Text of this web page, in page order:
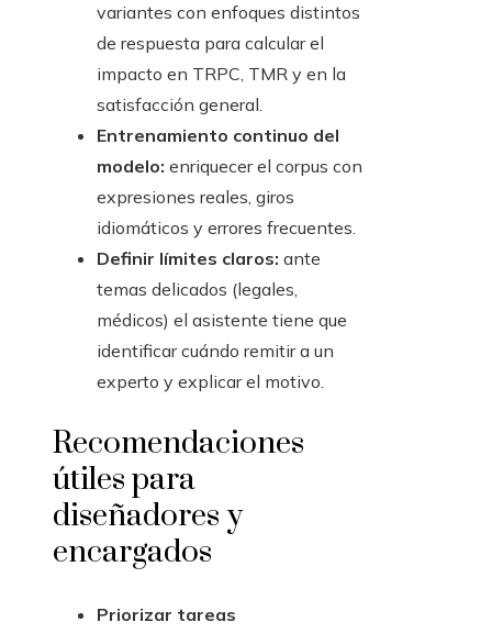
variantes con enfoques distintos
de respuesta para calcular el
impacto en TRPC, TMR y en la
satisfacción general.
Entrenamiento continuo del
modelo: enriquecer el corpus con
expresiones reales, giros
idiomáticos y errores frecuentes.
Definir límites claros: ante
temas delicados (legales,
médicos) el asistente tiene que
identificar cuándo remitir a un
experto y explicar el motivo.
Recomendaciones
útiles para
diseñadores y
encargados
Priorizar tareas